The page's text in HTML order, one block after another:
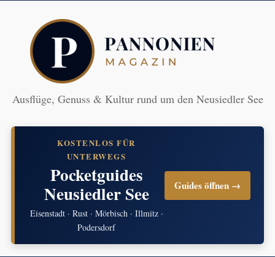
Ausflüge, Genuss & Kultur rund um den Neusiedler See
KOSTENLOS FÜR
UNTERWEGS
Pocketguides
Neusiedler See
Eisenstadt · Rust · Mörbisch · Illmitz ·
Podersdorf
Guides öffnen →